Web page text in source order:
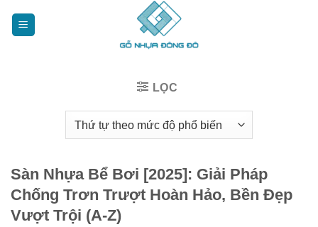
LỌC
Sàn Nhựa Bể Bơi [2025]: Giải Pháp
Chống Trơn Trượt Hoàn Hảo, Bền Đẹp
Vượt Trội (A-Z)